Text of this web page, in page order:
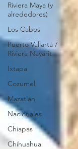
Riviera Maya (y
alrededores)
Los Cabos
Puerto Vallarta /
Riviera Nayarit
Ixtapa
Cozumel
Mazatlán
Nacionales
Chiapas
Chihuahua